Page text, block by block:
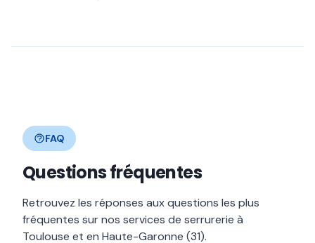
FAQ
Questions fréquentes
Retrouvez les réponses aux questions les plus
fréquentes sur nos services de serrurerie à
Toulouse et en Haute-Garonne (31).